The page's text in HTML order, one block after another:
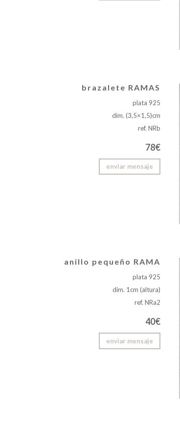
brazalete RAMAS
plata 925
dim. (3,5×1,5)cm
ref. NRb
78€
enviar mensaje
anillo pequeño RAMA
plata 925
dim. 1cm (altura)
ref. NRa2
40€
enviar mensaje